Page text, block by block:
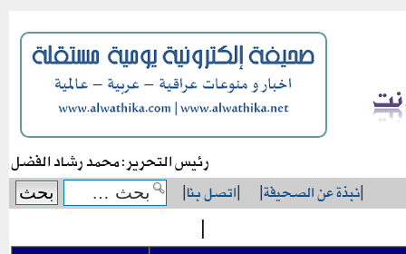
رئيس التحرير: محمد رشاد الفضل
|نبذة عن الصحيفة|
|اتصل بنا|
|